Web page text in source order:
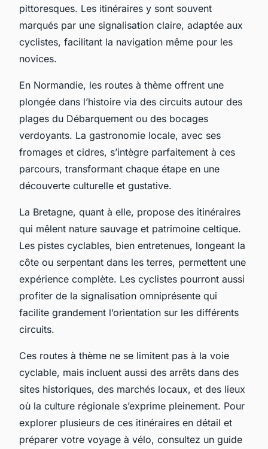
pittoresques. Les itinéraires y sont souvent
marqués par une signalisation claire, adaptée aux
cyclistes, facilitant la navigation même pour les
novices.
En Normandie, les routes à thème offrent une
plongée dans l’histoire via des circuits autour des
plages du Débarquement ou des bocages
verdoyants. La gastronomie locale, avec ses
fromages et cidres, s’intègre parfaitement à ces
parcours, transformant chaque étape en une
découverte culturelle et gustative.
La Bretagne, quant à elle, propose des itinéraires
qui mêlent nature sauvage et patrimoine celtique.
Les pistes cyclables, bien entretenues, longeant la
côte ou serpentant dans les terres, permettent une
expérience complète. Les cyclistes pourront aussi
profiter de la signalisation omniprésente qui
facilite grandement l’orientation sur les différents
circuits.
Ces routes à thème ne se limitent pas à la voie
cyclable, mais incluent aussi des arrêts dans des
sites historiques, des marchés locaux, et des lieux
où la culture régionale s’exprime pleinement. Pour
explorer plusieurs de ces itinéraires en détail et
préparer votre voyage à vélo, consultez un guide